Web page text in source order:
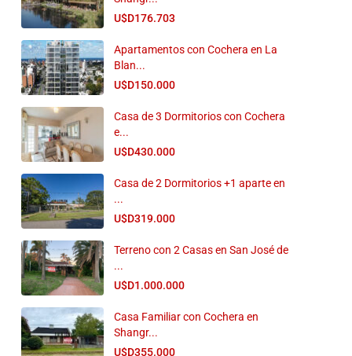
U$D176.703
Apartamentos con Cochera en La
Blan...
U$D150.000
Casa de 3 Dormitorios con Cochera
e...
U$D430.000
Casa de 2 Dormitorios +1 aparte en
...
U$D319.000
Terreno con 2 Casas en San José de
...
U$D1.000.000
Casa Familiar con Cochera en
Shangr...
U$D355.000